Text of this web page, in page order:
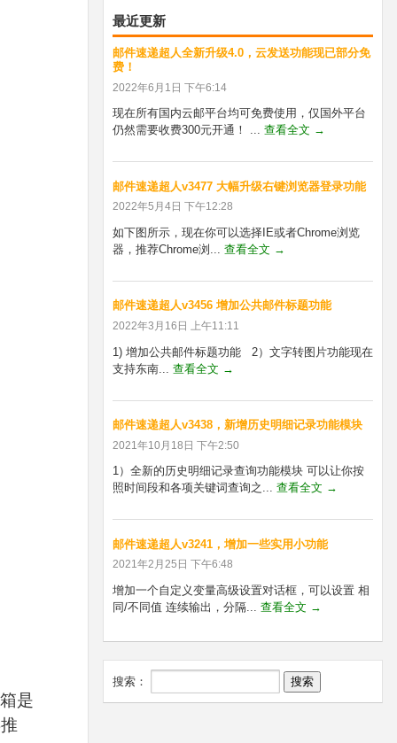
最近更新
邮件速递超人全新升级4.0，云发送功能现已部分免
费！
2022年6月1日 下午6:14
现在所有国内云邮平台均可免费使用，仅国外平台
仍然需要收费300元开通！ ... 查看全文 →
邮件速递超人v3477 大幅升级右键浏览器登录功能
2022年5月4日 下午12:28
如下图所示，现在你可以选择IE或者Chrome浏览
器，推荐Chrome浏... 查看全文 →
邮件速递超人v3456 增加公共邮件标题功能
2022年3月16日 上午11:11
1) 增加公共邮件标题功能 2）文字转图片功能现在
支持东南... 查看全文 →
邮件速递超人v3438，新增历史明细记录功能模块
2021年10月18日 下午2:50
1）全新的历史明细记录查询功能模块 可以让你按
照时间段和各项关键词查询之... 查看全文 →
邮件速递超人v3241，增加一些实用小功能
2021年2月25日 下午6:48
增加一个自定义变量高级设置对话框，可以设置 相
同/不同值 连续输出，分隔... 查看全文 →
搜索：
是